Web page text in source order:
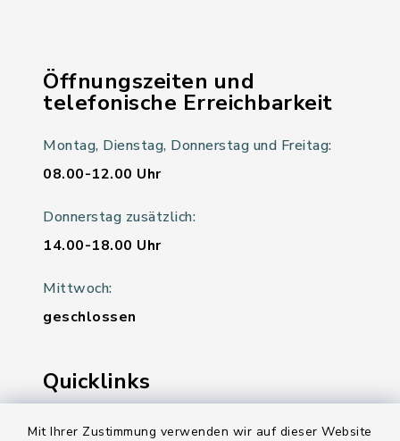
Mit Ihrer Zustimmung verwenden wir auf dieser Website
Öffnungszeiten und
telefonische Erreichbarkeit
Montag, Dienstag, Donnerstag und Freitag:
08.00-12.00 Uhr
Donnerstag zusätzlich:
14.00-18.00 Uhr
Mittwoch:
geschlossen
Quicklinks
Ihre Behördennummer 115